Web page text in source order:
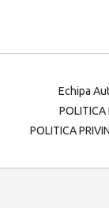
Echipa
POLITICA
POLITICA